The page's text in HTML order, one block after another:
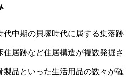
代中期の貝塚時代に属する集落跡
住居跡など住居構造が複数発掘さ
製品といった生活用品の数々が確